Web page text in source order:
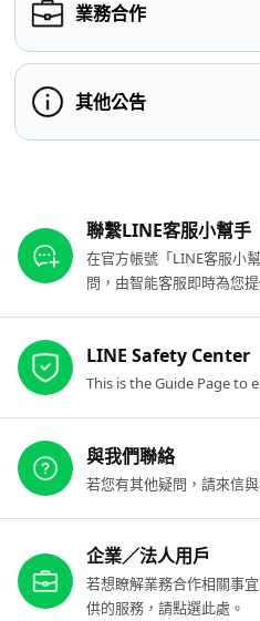
業務合作
其他公告
聯繫LINE客服小幫手
在官方帳號「LINE客服小
問，由智能客服即時為您
LINE Safety Center
This is the Guide Page to
與我們聯絡
若您有其他疑問，請來信
企業／法人用戶
若想瞭解業務合作相關事
供的服務，請點選此處。